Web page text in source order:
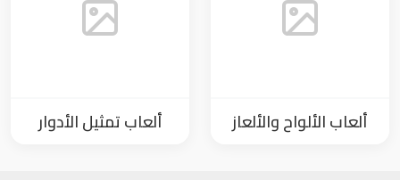
ألعاب الألواح والألعاز ألعاب تمثيل الأدوار